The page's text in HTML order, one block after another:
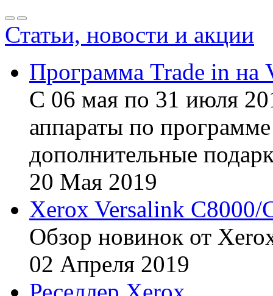
Статьи, новости и акции
Программа Trade in на
С 06 мая по 31 июля
аппараты по
дополнительные
20 Мая 2019
Xerox Versalink C8000/
Обзор новинок от
02 Апреля 2019